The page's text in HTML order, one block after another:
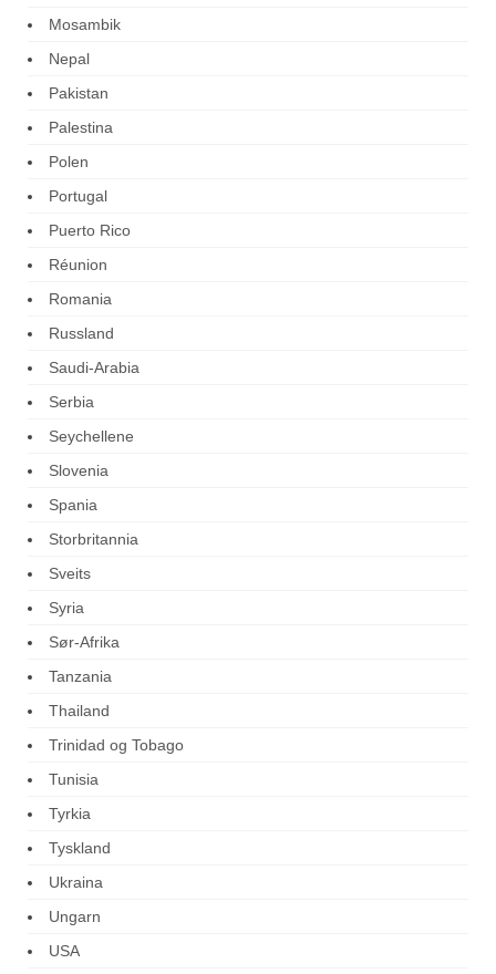
Mosambik
Nepal
Pakistan
Palestina
Polen
Portugal
Puerto Rico
Réunion
Romania
Russland
Saudi-Arabia
Serbia
Seychellene
Slovenia
Spania
Storbritannia
Sveits
Syria
Sør-Afrika
Tanzania
Thailand
Trinidad og Tobago
Tunisia
Tyrkia
Tyskland
Ukraina
Ungarn
USA